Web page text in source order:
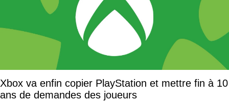
Xbox va enfin copier PlayStation et mettre fin à 10
ans de demandes des joueurs